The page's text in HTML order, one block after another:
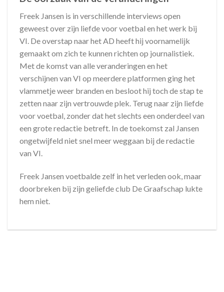
Freek Jansen is in verschillende interviews open
geweest over zijn liefde voor voetbal en het werk bij
VI. De overstap naar het AD heeft hij voornamelijk
gemaakt om zich te kunnen richten op journalistiek.
Met de komst van alle veranderingen en het
verschijnen van VI op meerdere platformen ging het
vlammetje weer branden en besloot hij toch de stap te
zetten naar zijn vertrouwde plek. Terug naar zijn liefde
voor voetbal, zonder dat het slechts een onderdeel van
een grote redactie betreft. In de toekomst zal Jansen
ongetwijfeld niet snel meer weggaan bij de redactie
van VI.
Freek Jansen voetbalde zelf in het verleden ook, maar
doorbreken bij zijn geliefde club De Graafschap lukte
hem niet.